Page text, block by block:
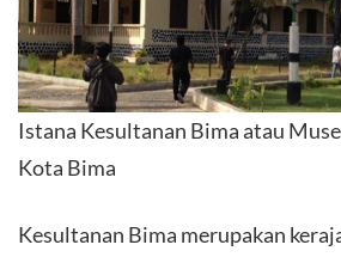
Istana Kesultanan Bima atau
Kota Bima
Kesultanan Bima merupakan